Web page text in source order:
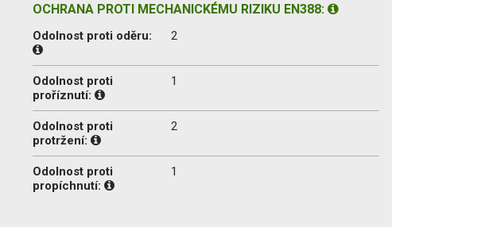
OCHRANA PROTI MECHANICKÉMU RIZIKU EN388:
Odolnost proti oděru: 2
Odolnost proti
proříznutí:
1
Odolnost proti
protržení:
2
Odolnost proti
propíchnutí:
1